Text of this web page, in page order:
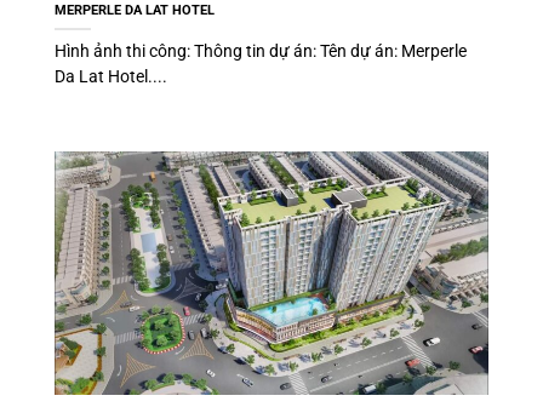
MERPERLE DA LAT HOTEL
Hình ảnh thi công: Thông tin dự án: Tên dự án: Merperle
Da Lat Hotel....